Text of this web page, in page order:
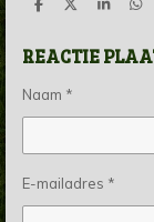
D
e
n
D
l
S
r
e
D
e
n
REACTIE
Naam *
E-mailadres *